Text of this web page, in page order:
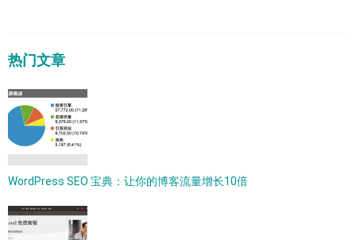
热门文章
WordPress SEO 宝典：让你的博客流量增长10倍